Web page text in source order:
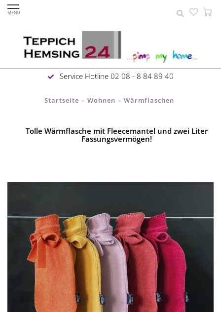
MENU
Service Hotline 02 08 - 8 84 89 40
Startseite > Wohnen > Wärmflaschen
Tolle Wärmflasche mit Fleecemantel und zwei Liter
Fassungsvermögen!